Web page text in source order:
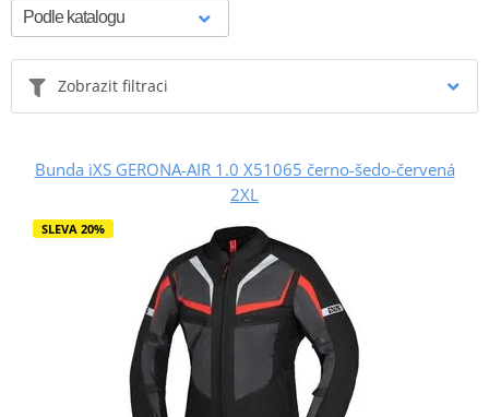
Zobrazit filtraci
Bunda iXS GERONA-AIR 1.0 X51065 černo-šedo-červená
2XL
SLEVA 20%